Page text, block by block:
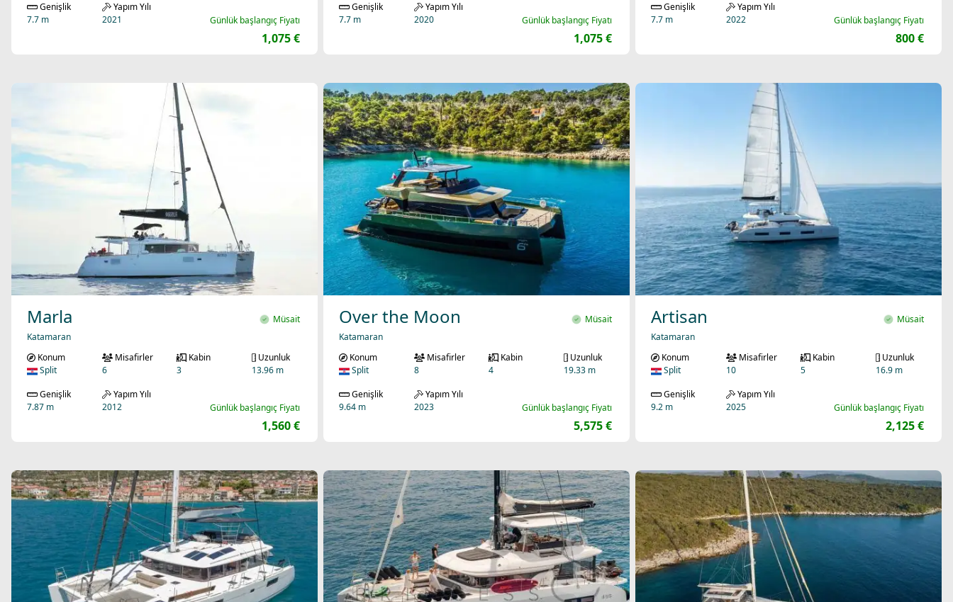
Günlük başlangıç Fiyatı
1,075 €
Genişlik
7.7 m
Yapım Yılı
2021
Günlük başlangıç Fiyatı
1,075 €
Genişlik
7.7 m
Yapım Yılı
2020
Günlük başlangıç Fiyatı
800 €
Genişlik
7.7 m
Yapım Yılı
2022
Marla
Katamaran
Müsait
Günlük başlangıç Fiyatı
1,560 €
Konum
Split
Misafirler
6
Kabin
3
Uzunluk
13.96 m
Genişlik
7.87 m
Yapım Yılı
2012
Over the Moon
Katamaran
Müsait
Günlük başlangıç Fiyatı
5,575 €
Konum
Split
Misafirler
8
Kabin
4
Uzunluk
19.33 m
Genişlik
9.64 m
Yapım Yılı
2023
Artisan
Katamaran
Müsait
Günlük başlangıç Fiyatı
2,125 €
Konum
Split
Misafirler
10
Kabin
5
Uzunluk
16.9 m
Genişlik
9.2 m
Yapım Yılı
2025